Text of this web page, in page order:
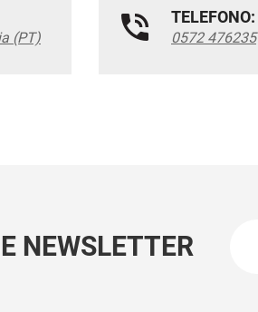
(PT)
TELEFONO:
0572 476235
NEWSLETTER